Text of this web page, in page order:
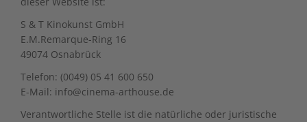
S & T Kinokunst GmbH
E.M.Remarque-Ring 16
49074 Osnabrück
Telefon: (0049) 05 41 600 650
E-Mail: info@cinema-arthouse.de
Verantwortliche Stelle ist die natürliche oder juristische